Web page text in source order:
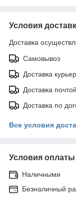
Условия
Доставка
Самовывоз
Доставка
Доставка почтой
Доставка по
Все условия
Условия оплаты
Наличными
Безналичный